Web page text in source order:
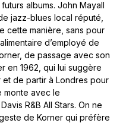
albums. John Mayall
jazz-blues local réputé,
cette manière, sans pour
d’employé de
de passage avec son
en 1962, qui lui suggère
de partir à Londres pour
monte avec le
R&B All Stars. On ne
de Korner qui préfère